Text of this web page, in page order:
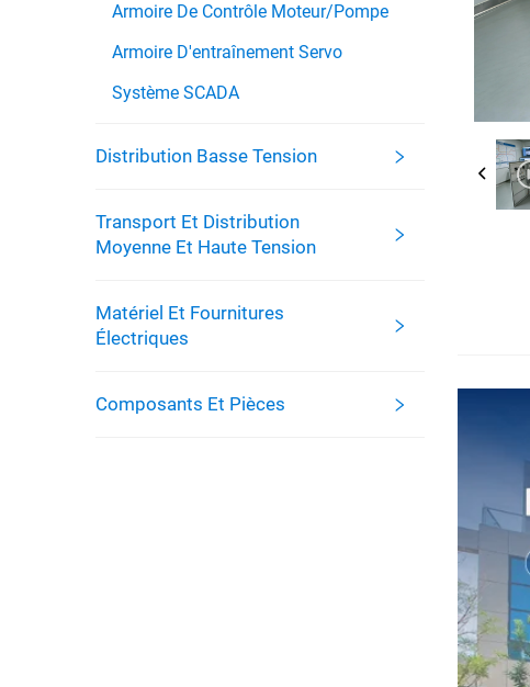
Armoire De Contrôle Moteur/pompe
Armoire D'entraînement Servo
Système SCADA
Distribution Basse Tension
Transport Et Distribution
Moyenne Et Haute Tension
Matériel Et Fournitures
Électriques
Composants Et Pièces